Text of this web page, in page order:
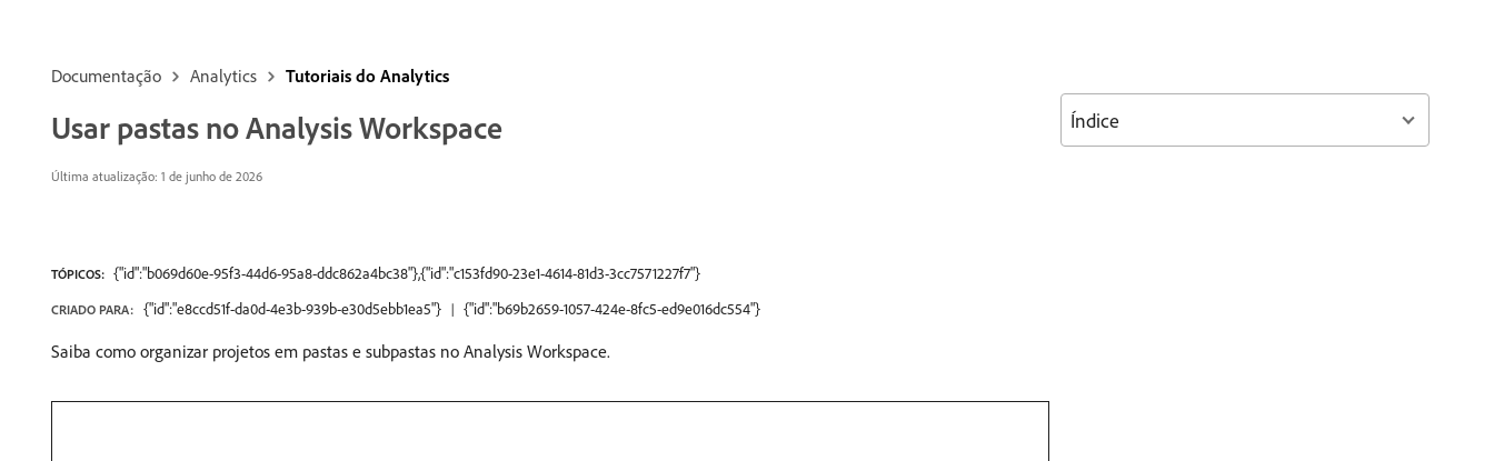
Documentação Analytics Tutoriais do Analytics
Usar pastas no Analysis Workspace
Última atualização: 1 de junho de 2026
TÓPICOS: {"id":"b069d60e-95f3-44d6-95a8-ddc862a4bc38"},{"id":"c153fd90-23e1-4614-81d3-3cc7571227f7"}
CRIADO PARA: {"id":"e8ccd51f-da0d-4e3b-939b-e30d5ebb1ea5"} {"id":"b69b2659-1057-424e-8fc5-ed9e016dc554"}
Saiba como organizar projetos em pastas e subpastas no Analysis Workspace.
Índice